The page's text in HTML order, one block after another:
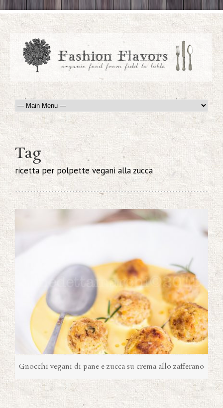
Tag
ricetta per polpette vegani alla zucca
Gnocchi vegani di pane e zucca su crema allo zafferano